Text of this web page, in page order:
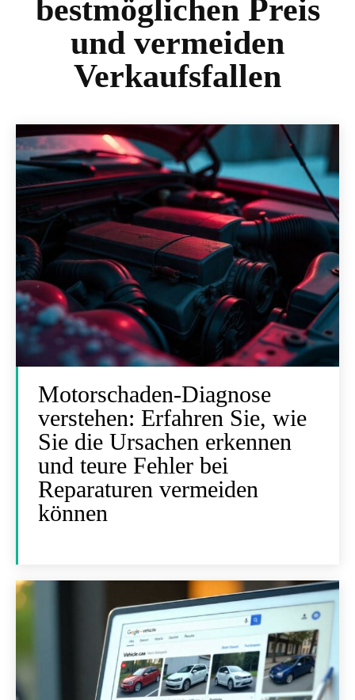
bestmöglichen Preis
und vermeiden
Verkaufsfallen
Motorschaden-Diagnose
verstehen: Erfahren Sie, wie
Sie die Ursachen erkennen
und teure Fehler bei
Reparaturen vermeiden
können